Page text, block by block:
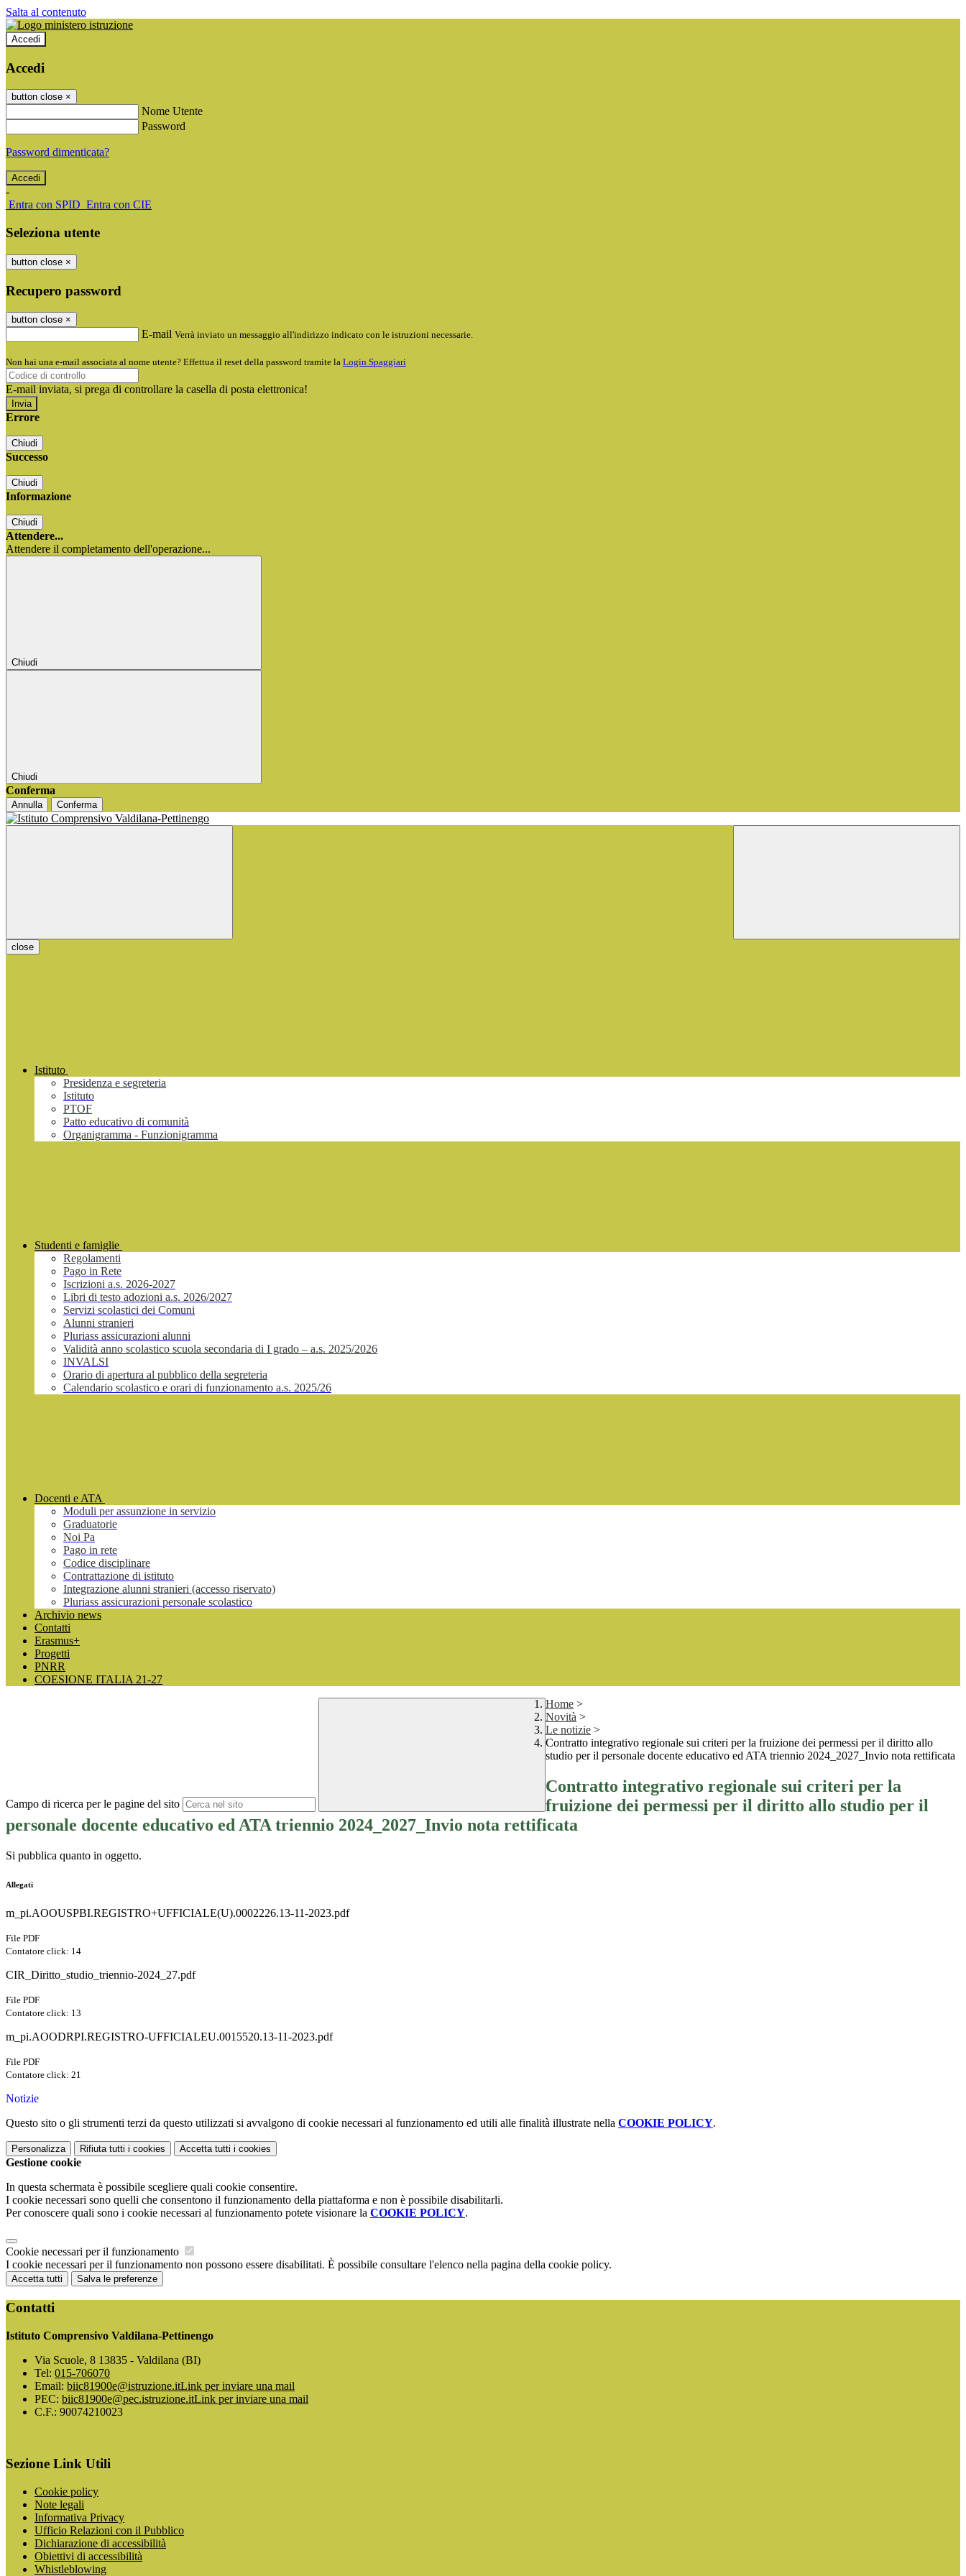
Salta al contenuto
Accedi
Accedi
button close ×
Nome Utente
Password
Password dimenticata?
-
Entra con SPID Entra con CIE
Seleziona utente
button close ×
Recupero password
button close ×
E-mail Verrà inviato un messaggio all'indirizzo indicato con le istruzioni necessarie.
Non hai una e-mail associata al nome utente? Effettua il reset della password tramite la Login Spaggiari
E-mail inviata, si prega di controllare la casella di posta elettronica!
Errore
Chiudi
Successo
Chiudi
Informazione
Chiudi
Attendere...
Attendere il completamento dell'operazione...
Chiudi
Chiudi
Conferma
Annulla Conferma
close
Istituto
Presidenza e segreteria
Istituto
PTOF
Patto educativo di comunità
Organigramma - Funzionigramma
Studenti e famiglie
Regolamenti
Pago in Rete
Iscrizioni a.s. 2026-2027
Libri di testo adozioni a.s. 2026/2027
Servizi scolastici dei Comuni
Alunni stranieri
Pluriass assicurazioni alunni
Validità anno scolastico scuola secondaria di I grado – a.s. 2025/2026
INVALSI
Orario di apertura al pubblico della segreteria
Calendario scolastico e orari di funzionamento a.s. 2025/26
Docenti e ATA
Moduli per assunzione in servizio
Graduatorie
Noi Pa
Pago in rete
Codice disciplinare
Contrattazione di istituto
Integrazione alunni stranieri (accesso riservato)
Pluriass assicurazioni personale scolastico
Archivio news
Contatti
Erasmus+
Progetti
PNRR
COESIONE ITALIA 21-27
Campo di ricerca per le pagine del sito
Home >
Novità >
Le notizie >
Contratto integrativo regionale sui criteri per la fruizione dei permessi per il diritto allo
studio per il personale docente educativo ed ATA triennio 2024_2027_Invio nota rettificata
Contratto integrativo regionale sui criteri per la
fruizione dei permessi per il diritto allo studio per il
personale docente educativo ed ATA triennio 2024_2027_Invio nota rettificata
Si pubblica quanto in oggetto.
Allegati
m_pi.AOOUSPBI.REGISTRO+UFFICIALE(U).0002226.13-11-2023.pdf
File PDF
Contatore click: 14
CIR_Diritto_studio_triennio-2024_27.pdf
File PDF
Contatore click: 13
m_pi.AOODRPI.REGISTRO-UFFICIALEU.0015520.13-11-2023.pdf
File PDF
Contatore click: 21
Notizie
Questo sito o gli strumenti terzi da questo utilizzati si avvalgono di cookie necessari al funzionamento ed utili alle finalità illustrate nella COOKIE POLICY.
Personalizza Rifiuta tutti i cookies Accetta tutti i cookies
Gestione cookie
In questa schermata è possibile scegliere quali cookie consentire.
I cookie necessari sono quelli che consentono il funzionamento della piattaforma e non è possibile disabilitarli.
Per conoscere quali sono i cookie necessari al funzionamento potete visionare la COOKIE POLICY.
Cookie necessari per il funzionamento
I cookie necessari per il funzionamento non possono essere disabilitati. È possibile consultare l'elenco nella pagina della cookie policy.
Accetta tutti Salva le preferenze
Contatti
Istituto Comprensivo Valdilana-Pettinengo
Via Scuole, 8 13835 - Valdilana (BI)
Tel: 015-706070
Email: biic81900e@istruzione.itLink per inviare una mail
PEC: biic81900e@pec.istruzione.itLink per inviare una mail
C.F.: 90074210023
Sezione Link Utili
Cookie policy
Note legali
Informativa Privacy
Ufficio Relazioni con il Pubblico
Dichiarazione di accessibilità
Obiettivi di accessibilità
Whistleblowing